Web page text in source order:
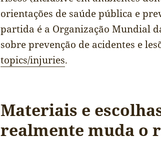
orientações de saúde pública e
partida é a Organização Mundial
sobre prevenção de acidentes e
topics/injuries.
Materiais e
realmente muda o